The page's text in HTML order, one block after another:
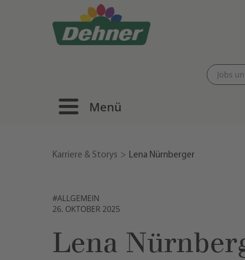
Menü
Karriere & Storys Lena Nürnberger
#ALLGEMEIN
26. OKTOBER 2025
Lena